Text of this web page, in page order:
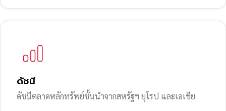
ดัชนี
ดัชนีตลาดหลักทรัพย์ชั้นนำจากสหรัฐฯ ยุโรป และเอเชีย